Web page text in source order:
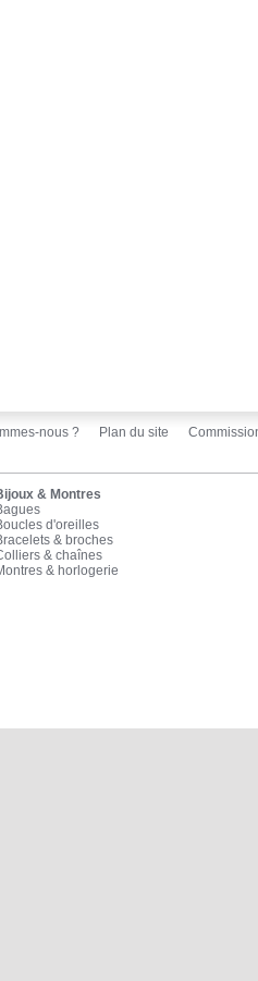
nous ? Plan du site
& Montres
d'oreilles
& broches
& chaînes
& horlogerie